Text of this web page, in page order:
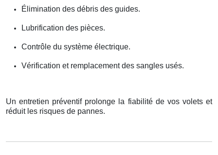
Élimination des débris des guides.
Lubrification des pièces.
Contrôle du système électrique.
Vérification et remplacement des sangles usés.
Un entretien préventif prolonge la fiabilité de vos volets et
réduit les risques de pannes.